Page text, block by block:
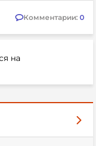
Комментарии: 0
на